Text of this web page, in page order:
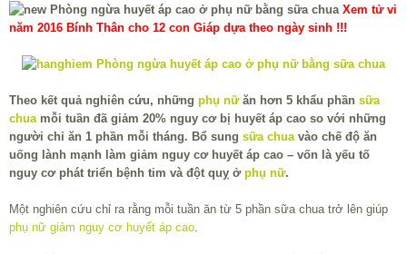
Xem tử vi
năm 2016 Bính Thân cho 12 con Giáp dựa theo ngày sinh !!!
Theo kết quả nghiên cứu, những phụ nữăn hơn 5 khẩu phần sữa
chuamỗi tuần đã giảm 20% nguy cơ bị huyết áp cao so với những
người chỉ ăn 1 phần mỗi tháng. Bổ sung sữa chuavào chế độ ăn
uống lành mạnh làm giảm nguy cơ huyết áp cao – vốn là yếu tố
nguy cơ phát triển bệnh tim và đột quỵ ở phụ nữ.
Một nghiên cứu chỉ ra rằng mỗi tuần ăn từ 5 phần sữa chua trở lên giúp
phụ nữ giảm nguy cơ huyết áp cao.